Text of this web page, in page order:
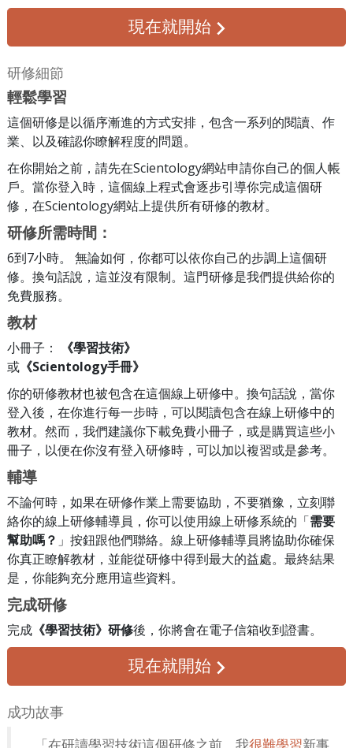
現在就開始
研修細節
輕鬆學習
這個研修是以循序漸進的方式安排，包含一系列的閱讀、作
業、以及確認你瞭解程度的問題。
在你開始之前，請先在Scientology網站申請你自己的個人帳
戶。當你登入時，這個線上程式會逐步引導你完成這個研
修，在Scientology網站上提供所有研修的教材。
研修所需時間：
6到7小時。 無論如何，你都可以依你自己的步調上這個研
修。換句話說，這並沒有限制。這門研修是我們提供給你的
免費服務。
教材
小冊子：
《學習技術》
或 《Scientology手冊》
你的研修教材也被包含在這個線上研修中。換句話說，當你
登入後，在你進行每一步時，可以閱讀包含在線上研修中的
教材。然而，我們建議你下載免費小冊子，或是購買這些小
冊子，以便在你沒有登入研修時，可以加以複習或是參考。
輔導
不論何時，如果在研修作業上需要協助，不要猶豫，立刻聯
絡你的線上研修輔導員，你可以使用線上研修系統的「需要
幫助嗎？ 」按鈕跟他們聯絡。線上研修輔導員將協助你確保
你真正瞭解教材，並能從研修中得到最大的益處。最終結果
是，你能夠充分應用這些資料。
完成研修
完成 《學習技術》研修後，你將會在電子信箱收到證書。
現在就開始
成功故事
「在研讀學習技術這個研修之前，我很難學習新事